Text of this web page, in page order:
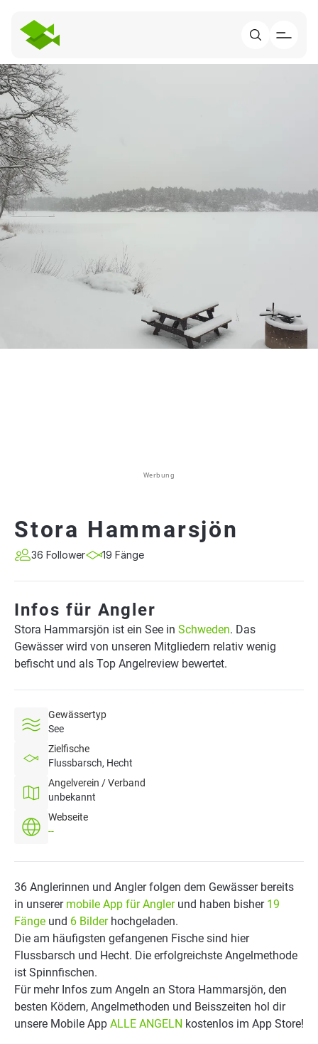
Werbung
Stora Hammarsjön
36 Follower 19 Fänge
Infos für Angler
Stora Hammarsjön ist ein See in Schweden. Das
Gewässer wird von unseren Mitgliedern relativ wenig
befischt und als Top Angelreview bewertet.
Gewässertyp
See
Zielfische
Flussbarsch, Hecht
Angelverein / Verband
unbekannt
Webseite
--
36 Anglerinnen und Angler folgen dem Gewässer bereits
in unserer mobile App für Anglerund haben bisher 19
Fänge und 6 Bilderhochgeladen.
Die am häufigsten gefangenen Fische sind hier
Flussbarsch und Hecht. Die erfolgreichste Angelmethode
ist Spinnfischen.
Für mehr Infos zum Angeln an Stora Hammarsjön, den
besten Ködern, Angelmethoden und Beisszeiten hol dir
unsere Mobile App ALLE ANGELN kostenlos im App Store!